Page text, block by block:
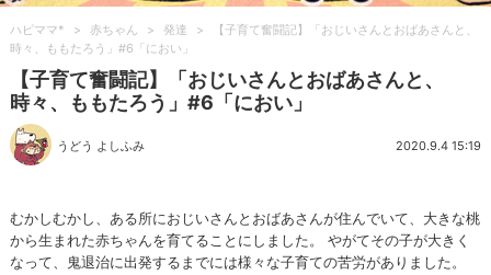
ハピママ* > 赤ちゃん > 発達 >
【子育て奮闘記】「おじいさんとおばあさんと、
時々、ももたろう」#6「におい」
【子育て奮闘記】「おじいさんとおばあさんと、
時々、ももたろう」#6「におい」
うどう よしふみ 2020.9.4 15:19
むかしむかし、ある所におじいさんとおばあさんが住んでいて、大きな桃
から生まれた赤ちゃんを育てることにしました。 やがてその子が大きく
なって、鬼退治に出発するまでには様々な子育ての苦労がありました。